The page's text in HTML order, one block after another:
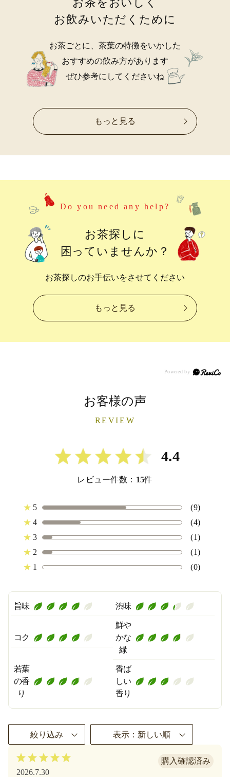
お飲みいただくために
お茶ごとに、茶葉の特徴をいかした
おすすめの飲み方があります
ぜひ参考にしてくださいね
もっと見る
Do you need any help?
お茶探しに
困っていませんか？
お茶探しのお手伝いをさせてください
もっと見る
お客様の声
REVIEW
4.4
レビュー件数： 15件
★ 5
(9)
★ 4
(4)
★ 3
(1)
★ 2
(1)
★ 1 (0)
旨味 渋味
コク
鮮や
かな
緑
若葉
の香
り
香ば
しい
香り
絞り込み 表示：新しい順
2026.7.30